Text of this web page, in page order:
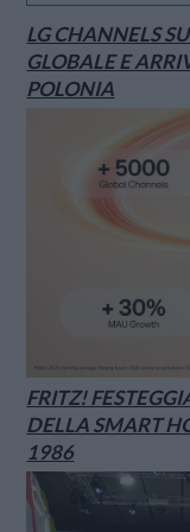
LG CHANNELS
GLOBALE E
POLONIA
FRITZ!
DELLA SMART
1986